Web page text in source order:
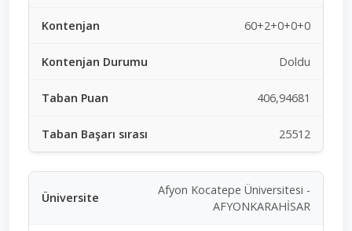
60+2+0+0+0
Doldu
406,94681
25512
Afyon Kocatepe Üniversitesi -
AFYONKARAHİSAR